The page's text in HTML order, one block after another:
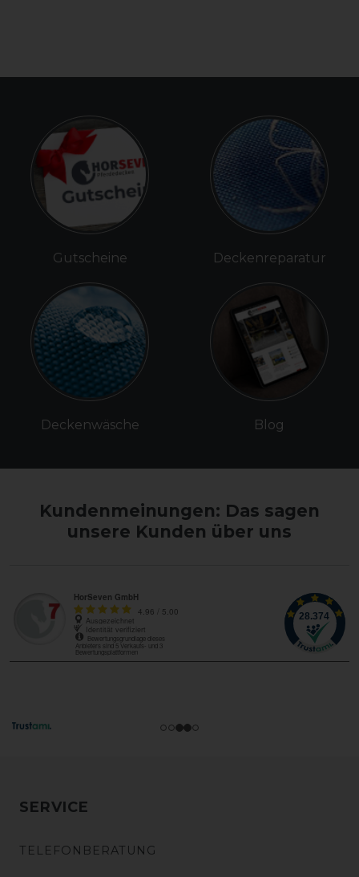
Gutscheine
Deckenwäsche
Deckenreparatur
Blog
Kundenmeinungen: Das sagen
unsere Kunden über uns
SERVICE
TELEFONBERATUNG